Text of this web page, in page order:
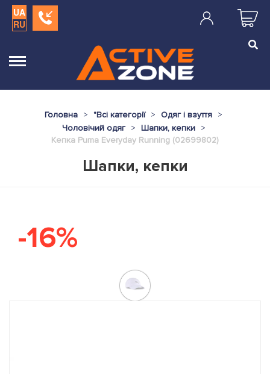
UA
RU
Головна "Всі категорії
Одяг і взуття
Чоловічий одяг
Шапки, кепки
Кепка Puma Everyday Running (02699802)
Шапки, кепки
-16%